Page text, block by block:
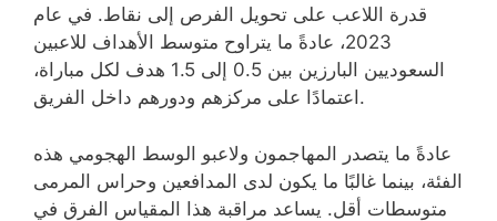
قدرة اللاعب على تحويل الفرص إلى نقاط. في عام
2023، عادةً ما يتراوح متوسط الأهداف للاعبين
السعوديين البارزين بين 0.5 إلى 1.5 هدف لكل مباراة،
اعتمادًا على مركزهم ودورهم داخل الفريق.
عادةً ما يتصدر المهاجمون ولاعبو الوسط الهجومي هذه
الفئة، بينما غالبًا ما يكون لدى المدافعين وحراس المرمى
متوسطات أقل. يساعد مراقبة هذا المقياس الفرق في